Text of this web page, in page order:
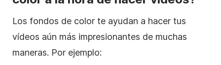
Los fondos de color te ayudan a hacer tus
vídeos aún más impresionantes de muchas
maneras. Por ejemplo: